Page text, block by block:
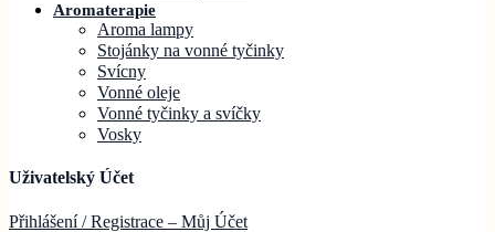
Aromaterapie
Aroma lampy
Stojánky na vonné tyčinky
Svícny
Vonné oleje
Vonné tyčinky a svíčky
Vosky
Uživatelský Účet
Přihlášení / Registrace – Můj Účet